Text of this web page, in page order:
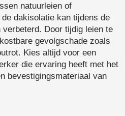
natuurleien of
dakisolatie kan tijdens de
Door tijdig leien te
gevolgschade zoals
Kies altijd voor een
die ervaring heeft met het
bevestigingsmateriaal van